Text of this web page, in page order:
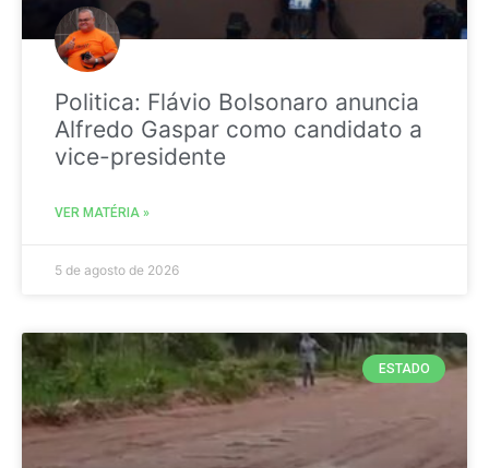
Politica: Flávio Bolsonaro anuncia
Alfredo Gaspar como candidato a
vice-presidente
VER MATÉRIA »
5 de agosto de 2026
ESTADO